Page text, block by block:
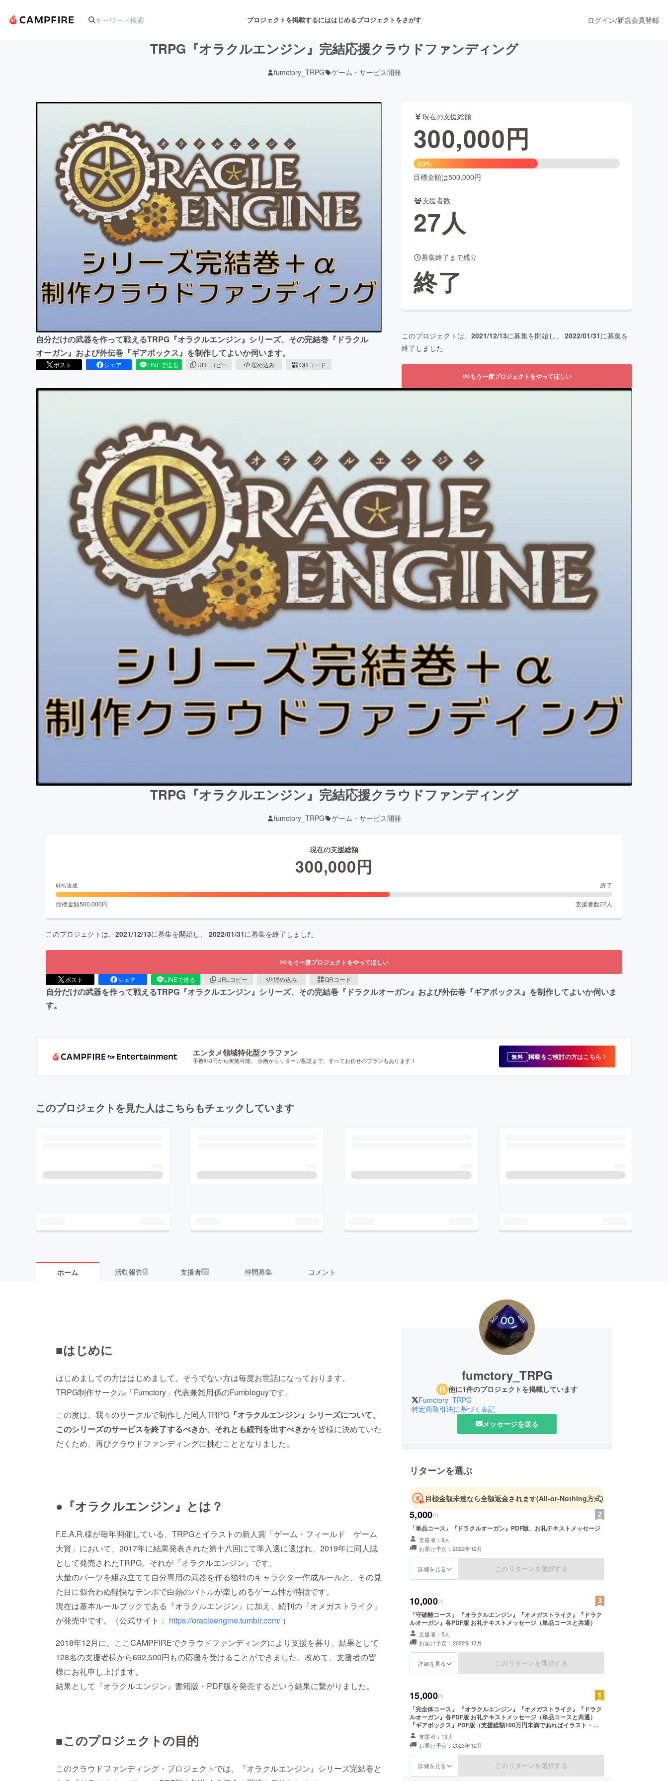
プロジェクトを掲載するにははじめるプロジェクトをさがす
アート・写真 舞台・パフォーマンス
テクノロジー・ガジェット ゲーム・サービス開発 ファッション
映像・映画 書籍・雑誌出版
ビジネス・起業 チャレンジ ビューティー・ヘルスケア
まちづくり・地域活性化
CAMPFIRE for Social Good
CAMPFIREふるさと納税
ログイン/新規会員登録
TRPG『オラクルエンジン』完結応援クラウドファンディング
fumctory_TRPG ゲーム・サービス開発
自分だけの武器を作って戦えるTRPG『オラクルエンジン』シリーズ、その完結巻『ドラクル
オーガン』および外伝巻『ギアボックス』を制作してよいか伺います。
ポスト シェア LINEで送る URLコピー 埋め込み QRコード
現在の支援総額
300,000円
60%
目標金額は500,000円
支援者数
27人
募集終了まで残り
終了
このプロジェクトは、 2021/12/13に募集を開始し、 2022/01/31に募集を
終了しました
もう一度プロジェクトをやってほしい
TRPG『オラクルエンジン』完結応援クラウドファンディング
fumctory_TRPG ゲーム・サービス開発
現在の支援総額
300,000円
60%達成 終了
目標金額500,000円 支援者数27人
このプロジェクトは、 2021/12/13に募集を開始し、 2022/01/31に募集を終了しました
もう一度プロジェクトをやってほしい
ポスト シェア LINEで送る URLコピー 埋め込み QRコード
自分だけの武器を作って戦えるTRPG『オラクルエンジン』シリーズ、その完結巻『ドラクルオーガン』および外伝巻『ギアボックス』を制作してよいか伺いま
す。
エンタメ領域特化型クラファン
手数料0円から実施可能。 企画からリターン配送まで、すべてお任せのプランもあります！ 無料 掲載をご検討の方はこちら
このプロジェクトを見た人はこちらもチェックしています
ホーム 活動報告5 支援者27 仲間募集 コメント
■はじめに
はじめましての方ははじめまして。そうでない方は毎度お世話になっております。
TRPG制作サークル「Fumctory」代表兼雑用係のFumbleguyです。
この度は、我々のサークルで制作した同人TRPG 『オラクルエンジン』シリーズについて、
このシリーズのサービスを終了するべきか、それとも続刊を出すべきかを皆様に決めていた
だくため、再びクラウドファンディングに挑むこととなりました。
●『オラクルエンジン』とは？
F.E.A.R.様が毎年開催している、TRPGとイラストの新人賞「ゲーム・フィールド ゲーム
大賞」において、2017年に結果発表された第十八回にて準入選に選ばれ、2019年に同人誌
として発売されたTRPG。それが『オラクルエンジン』です。
大量のパーツを組み立てて自分専用の武器を作る独特のキャラクター作成ルールと、その見
た目に似合わぬ軽快なテンポで白熱のバトルが楽しめるゲーム性が特徴です。
現在は基本ルールブックである『オラクルエンジン』に加え、続刊の『オメガストライク』
が発売中です。（公式サイト： https://oracleengine.tumblr.com/）
2018年12月に、ここCAMPFIREでクラウドファンディングにより支援を募り、結果として
128名の支援者様から692,500円もの応援を受けることができました。改めて、支援者の皆
様にお礼申し上げます。
結果として『オラクルエンジン』書籍版・PDF版を発売するという結果に繋がりました。
■このプロジェクトの目的
このクラウドファンディング・プロジェクトでは、『オラクルエンジン』シリーズ完結巻と
fumctory_TRPG
他に1件のプロジェクトを掲載しています
Fumctory_TRPG
特定商取引法に基づく表記
メッセージを送る
リターンを選ぶ
目標金額未達なら全額返金されます(All-or-Nothing方式)
5,000円
「単品コース」『ドラクルオーガン』PDF版、お礼テキストメッセージ
支援者：9人
お届け予定：2022年12月
詳細を見る このリターンを選択する
10,000円
「守破離コース」 『オラクルエンジン』『オメガストライク』『ドラク
ルオーガン』各PDF版 お礼テキストメッセージ（単品コースと共通）
支援者：5人
お届け予定：2022年12月
詳細を見る このリターンを選択する
15,000円
「完全体コース」 『オラクルエンジン』『オメガストライク』『ドラク
ルオーガン』各PDF版 お礼テキストメッセージ（単品コースと共通）
『ギアボックス』PDF版（支援総額100万円未満であればイラスト・タ
イトルロゴなし版、100万円以上なら製品版。『ドラクルオーガン』完
成後の制作となるため、配送にはお時間を頂きます）
支援者：13人
お届け予定：2023年12月
詳細を見る このリターンを選択する